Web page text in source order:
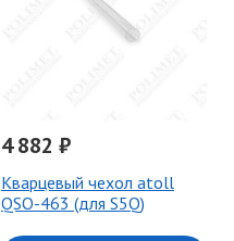
4 882 ₽
Кварцевый чехол atoll
QSO-463 (для S5Q)